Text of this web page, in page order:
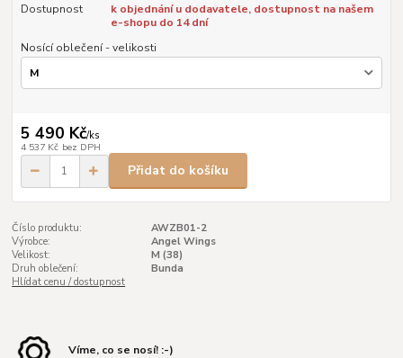
Dostupnost
k objednání u dodavatele, dostupnost na našem
e-shopu do 14 dní
Nosící oblečení - velikosti
5 490 Kč/ks
4 537 Kč bez DPH
Přidat do košíku
Číslo produktu:
AWZB01-2
Výrobce:
Angel Wings
Velikost:
M (38)
Druh oblečení:
Bunda
Hlídat cenu / dostupnost
Víme, co se nosí! :-)